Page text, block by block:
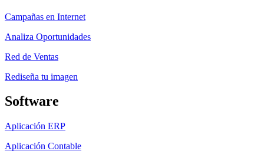
Campañas en Internet
Analiza Oportunidades
Red de Ventas
Rediseña tu imagen
Software
Aplicación ERP
Aplicación Contable